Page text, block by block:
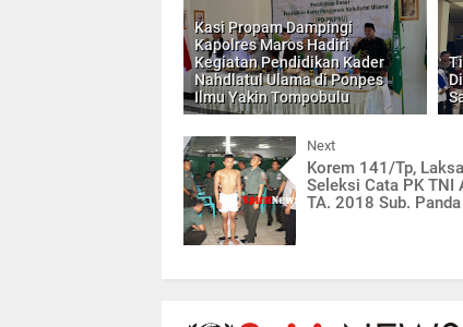
Kasi Propam Dampingi
Kapolres Maros Hadiri
Kegiatan Pendidikan Kader
Nahdlatul Ulama di Ponpes
Ilmu Yakin Tompobulu
Next
Korem 141/Tp,
Seleksi Cata PK TNI
TA. 2018 Sub.